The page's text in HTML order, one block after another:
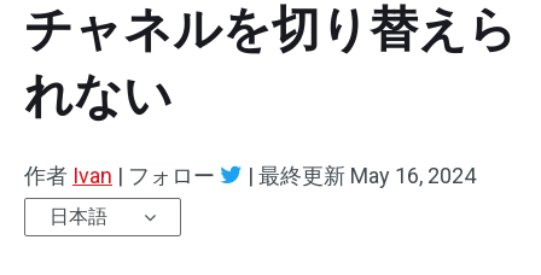
チャネルを切り替えら
れない
作者 Ivan | フォロー | 最終更新 May 16, 2024
日本語